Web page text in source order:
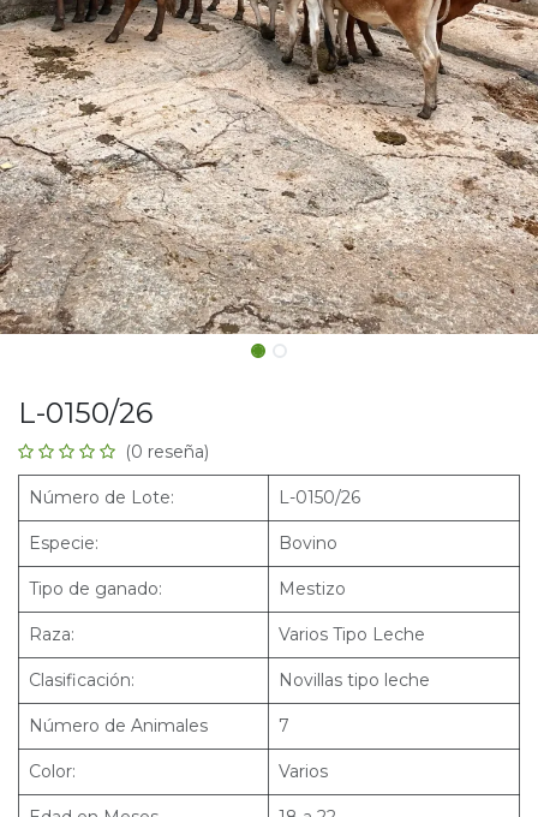
L-0150/26
(0 reseña)
Número de Lote: L-0150/26
Especie: Bovino
Tipo de ganado: Mestizo
Raza: Varios Tipo Leche
Clasificación: Novillas tipo leche
Número de Animales 7
Color: Varios